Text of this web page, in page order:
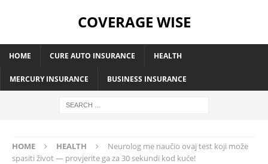
COVERAGE WISE
HOME CURE AUTO INSURANCE HEALTH
MERCURY INSURANCE BUSINESS INSURANCE
HOME HEALTH
Neurolog me naučio ovaj test koji može
spasiti život — provjerite ga za 30 sekundi kod kuće!